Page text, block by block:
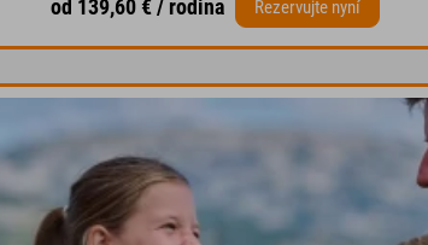
od 139,60 € / rodina Rezervujte nyní